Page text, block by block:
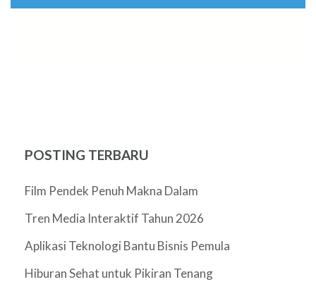
POSTING TERBARU
Film Pendek Penuh Makna Dalam
Tren Media Interaktif Tahun 2026
Aplikasi Teknologi Bantu Bisnis Pemula
Hiburan Sehat untuk Pikiran Tenang